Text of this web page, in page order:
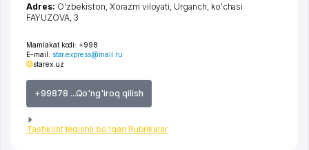
Mamlakat kodi: +998
E-mail: star.express@mail.ru
starex.uz
+99878 ...Qo'ng'iroq qilish
Tashkilot tegishli bo'lgan Rubrikalar
Adres: O'zbekiston,Xorazm viloyati Urganch ko'chasi
FAYUZOVA, 3